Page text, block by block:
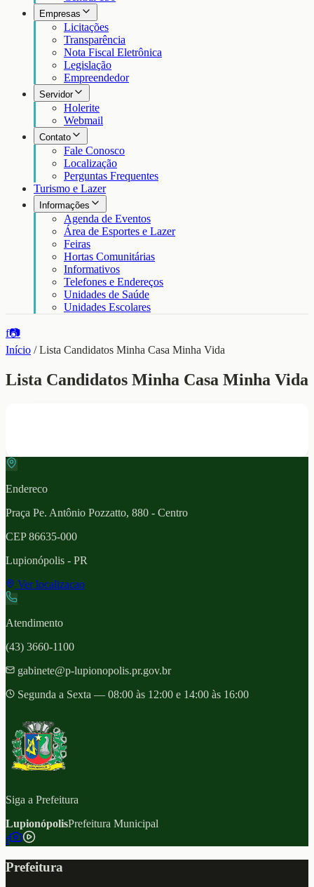
Empresas
Licitações
Transparência
Nota Fiscal Eletrônica
Legislação
Empreendedor
Servidor
Holerite
Webmail
Contato
Fale Conosco
Localização
Perguntas Frequentes
Turismo e Lazer
Informações
Agenda de Eventos
Área de Esportes e Lazer
Feiras
Hortas Comunitárias
Informativos
Telefones e Endereços
Unidades de Saúde
Unidades Escolares
f📷
Início /Lista Candidatos Minha Casa Minha Vida
Lista Candidatos Minha Casa Minha Vida
Endereco
Praça Pe. Antônio Pozzatto, 880 - Centro
CEP86635-000
Lupionópolis - PR
Ver localizacao
Atendimento
(43) 3660-1100
gabinete@p-lupionopolis.pr.gov.br
Segunda a Sexta — 08:00 às 12:00 e 14:00 às 16:00
Siga a Prefeitura
LupionópolisPrefeitura Municipal
f
Prefeitura